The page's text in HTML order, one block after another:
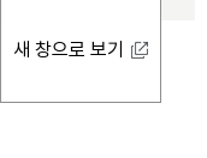
새 창으로 보기